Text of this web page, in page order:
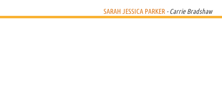
SARAH JESSICA PARKER - Carrie Bradshaw